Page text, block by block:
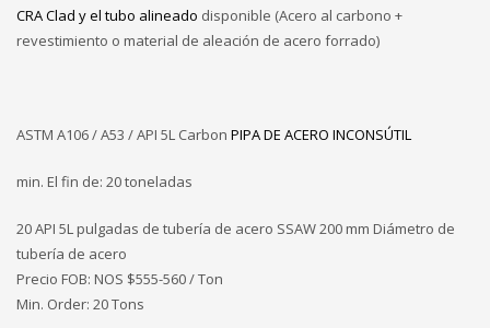
CRA Clad y el tubo alineado disponible (Acero al carbono +
revestimiento o material de aleación de acero forrado)
ASTM A106 / A53 / API 5L Carbon PIPA DE ACERO INCONSÚTIL
min. El fin de: 20 toneladas
20 API 5L pulgadas de tubería de acero SSAW 200 mm Diámetro de
tubería de acero
Precio FOB: NOS $555-560 / Ton
Min. Order: 20 Tons